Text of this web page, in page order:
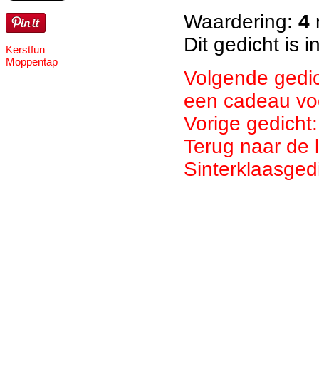
Kerstfun
Moppentap
Waardering: 4
Dit gedicht is
Volgende
een cadeau
Vorige
Terug naar de